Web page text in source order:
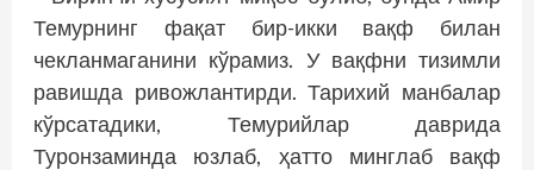
Темурнинг фақат бир-икки вақф билан
чекланмаганини кўрамиз. У вақфни тизимли
равишда ривожлантирди. Тарихий манбалар
кўрсатадики, Темурийлар даврида
Туронзаминда юзлаб, ҳатто минглаб вақф